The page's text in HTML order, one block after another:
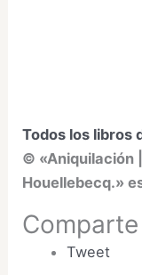
Todos los libros
© «Aniquilación
Houellebecq.»
Tweet